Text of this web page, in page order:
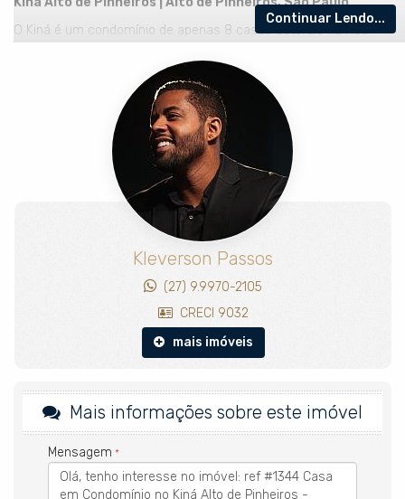
O Kiná é um condomínio de apenas 8 casas autorais na Rua
Paulo, a 350 metros do Colégio Santa Cruz e a um respiro do
Parque Villa Lobos. Não é apartamento, é casa de verdade, com
jardim, piscina privativa, elevador que sobe até a cobertura e
rooftop com vista aberta da cidade.
A arquitetura é assinada pela Perkins&Will, os interiores pela
Triplex e o paisagismo por Rodrigo Oliveira, com a entrega da
RFM, mais de 40 anos e 3,3 milhões de m² construídos. Cada
casa reúne subsolo com academia e depósito, gerador full,
CFTV e infraestrutura para ar condicionado e carro elétrico, com
possibilidade de personalização das unidades.
Alto de Pinheiros é o bairro que a cidade admira de longe e
poucos conseguem habitar, de ruas largas e baixa densidade, a
Cruz, Beacon e Rainha da Paz), do Parque e do Shopping Villa
Lobos, com a Marginal e a Ruth Cardoso ao lado para resolver a
recolhimento.
IMÓVEL:
Academia privativa no subsolo
Depósito privativo no subsolo
Continuar Lendo...
Kleverson Passos
(27) 9.9970-2105
CRECI 9032
mais imóveis
Mais informações sobre este imóvel
Mensagem